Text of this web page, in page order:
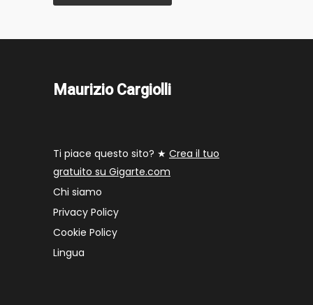
Maurizio Cargiolli
Ti piace questo sito? ★ Crea il tuo
gratuito su Gigarte.com
Chi siamo
Privacy Policy
Cookie Policy
Lingua